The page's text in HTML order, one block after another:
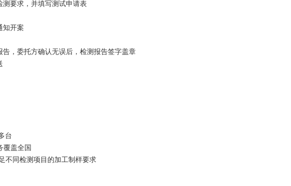
要求，并填写测试申请表
知开案
，委托方确认无误后，检测报告签字盖章
台
覆盖全国
不同检测项目的加工制样要求